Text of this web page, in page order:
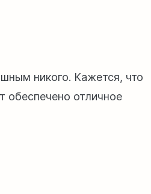
никого. Кажется, что
обеспечено отличное